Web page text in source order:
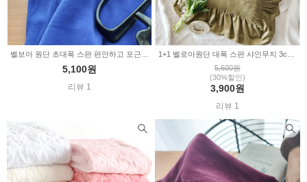
5,100원
리뷰 1
5,600원
(30%할인)
3,900원
리뷰 1